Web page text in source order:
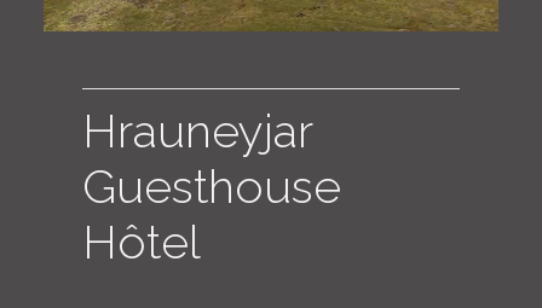
Hrauneyjar
Guesthouse
Hôtel